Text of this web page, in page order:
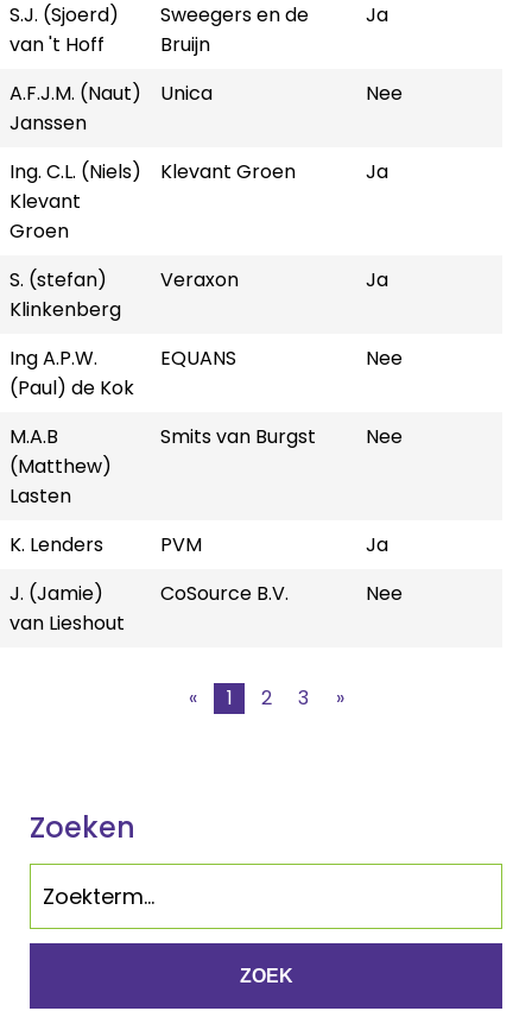
S.J. (Sjoerd)
van 't Hoff
Sweegers en de
Bruijn
Ja
A.F.J.M. (Naut)
Janssen
Unica Nee
Ing. C.L. (Niels)
Klevant
Groen
Klevant Groen Ja
S. (stefan)
Klinkenberg
Veraxon Ja
Ing A.P.W.
(Paul) de Kok
EQUANS Nee
M.A.B
(Matthew)
Lasten
Smits van Burgst Nee
K. Lenders PVM
Ja
J. (Jamie)
van Lieshout
CoSource B.V. Nee
« 1 2 3 »
Zoeken
ZOEK